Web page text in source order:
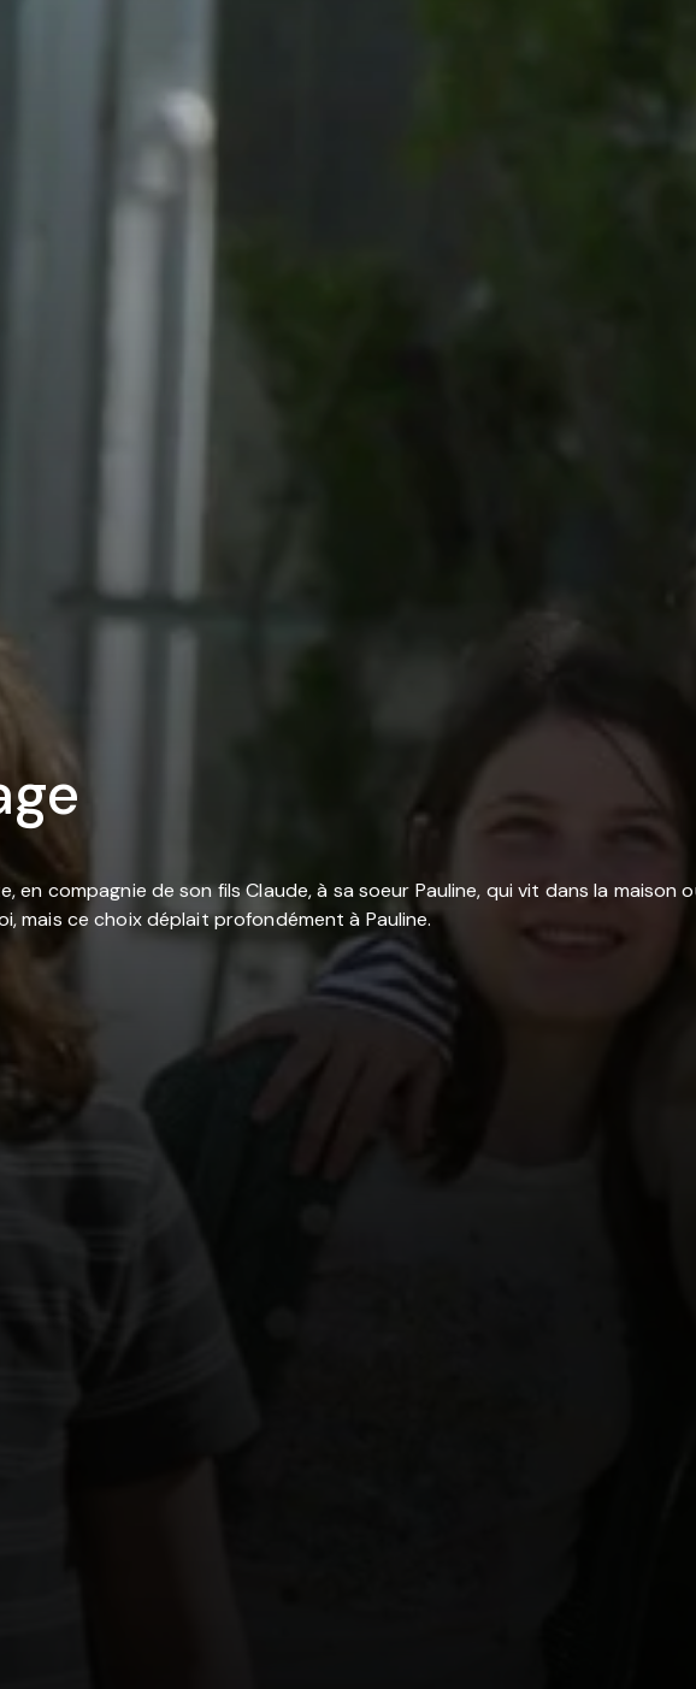
en compagnie de son fils Claude, à sa soeur Pauline, qui vit dans la maison
mais ce choix déplait profondément à Pauline.